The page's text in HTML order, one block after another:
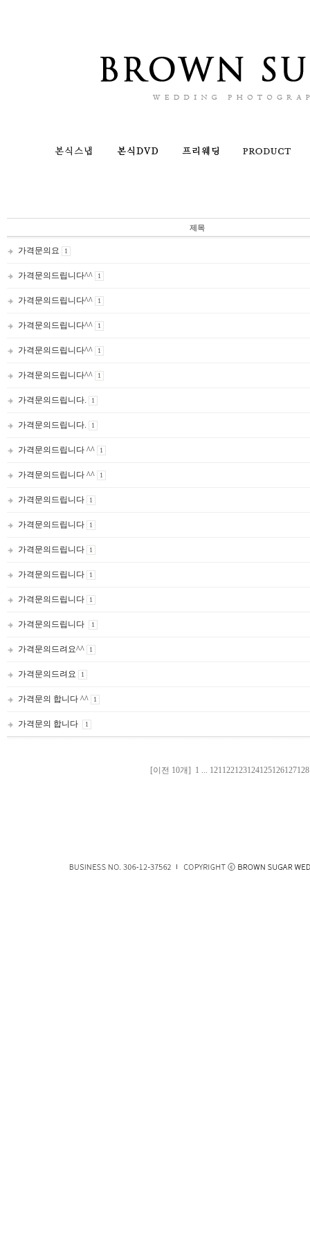
제목
가격문의요 1
가격문의드립니다^^ 1
가격문의드립니다^^ 1
가격문의드립니다^^ 1
가격문의드립니다^^ 1
가격문의드립니다^^ 1
가격문의드립니다. 1
가격문의드립니다. 1
가격문의드립니다 ^^ 1
가격문의드립니다 ^^ 1
가격문의드립니다 1
가격문의드립니다 1
가격문의드립니다 1
가격문의드립니다 1
가격문의드립니다 1
가격문의드립니다 1
가격문의드려요^^ 1
가격문의드려요 1
가격문의 합니다 ^^ 1
가격문의 합니다 1
[이전 10개] 1 ... 121122123124125126127128